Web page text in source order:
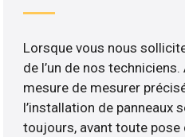
Lorsque vous nous
de l’un de nos
mesure de mesurer
l’installation de panneaux
toujours, avant toute pose